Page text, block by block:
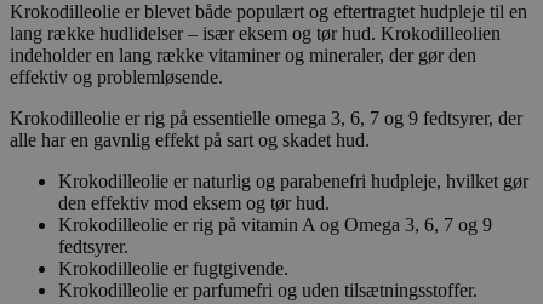
Krokodilleolie er blevet både populært og eftertragtet hudpleje til en
lang række hudlidelser – især eksem og tør hud. Krokodilleolien
indeholder en lang række vitaminer og mineraler, der gør den
effektiv og problemløsende.
Krokodilleolie er rig på essentielle omega 3, 6, 7 og 9 fedtsyrer, der
alle har en gavnlig effekt på sart og skadet hud.
Krokodilleolie er naturlig og parabenefri hudpleje, hvilket gør
den effektiv mod eksem og tør hud.
Krokodilleolie er rig på vitamin A og Omega 3, 6, 7 og 9
fedtsyrer.
Krokodilleolie er fugtgivende.
Krokodilleolie er parfumefri og uden tilsætningsstoffer.